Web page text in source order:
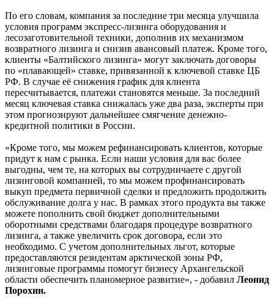
По его словам, компания за последние три месяца улучшила
условия программ экспресс-лизинга оборудования и
лесозаготовительной техники, дополнив их механизмом
возвратного лизинга и снизив авансовый платеж. Кроме того,
клиенты «Балтийского лизинга» могут заключать договоры
по «плавающей» ставке, привязанной к ключевой ставке ЦБ
РФ. В случае её снижения график для клиента
пересчитывается, платежи становятся меньше. За последний
месяц ключевая ставка снижалась уже два раза, эксперты при
этом прогнозируют дальнейшее смягчение денежно-
кредитной политики в России.
«Кроме того, мы можем рефинансировать клиентов, которые
придут к нам с рынка. Если наши условия для вас более
выгодны, чем те, на которых вы сотрудничаете с другой
лизинговой компанией, то мы можем профинансировать
выкуп предмета первичной сделки и предложить продолжить
обслуживание долга у нас. В рамках этого продукта вы также
можете пополнить свой бюджет дополнительными
оборотными средствами благодаря процедуре возвратного
лизинга, а также увеличить срок договора, если это
необходимо. С учетом дополнительных льгот, которые
предоставляются резидентам арктической зоны РФ,
лизинговые программы помогут бизнесу Архангельской
области обеспечить планомерное развитие», - добавил Леонид
Порохин.